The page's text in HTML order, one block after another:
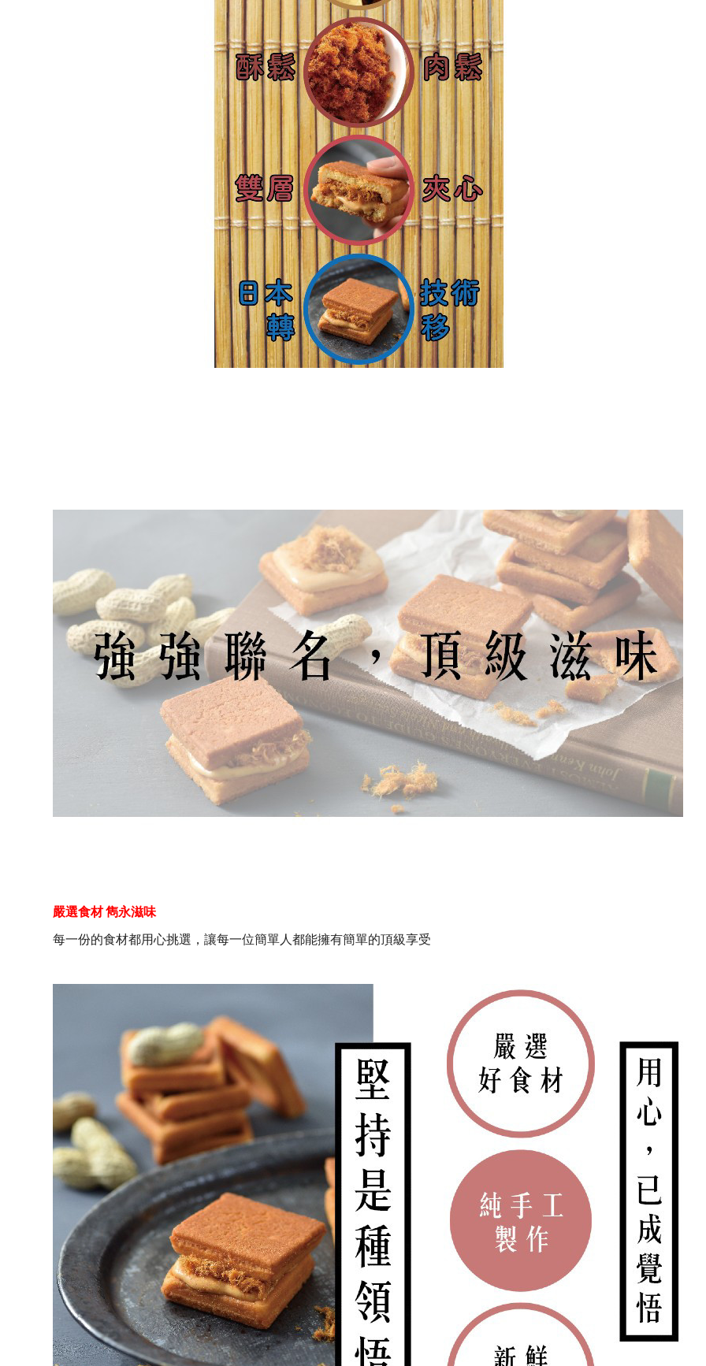
嚴選食材 雋永滋味
每一份的食材都用心挑選，讓每一位簡單人都能擁有簡單的頂級享受